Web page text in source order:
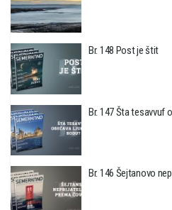
Br. 148 Post je štit
Br. 147 Šta tesavvuf
Br. 146 Šejtanovo